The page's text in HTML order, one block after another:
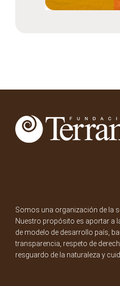
Somos una organización de la
Nuestro propósito es aportar a
de modelo de desarrollo país,
transparencia, respeto de
resguardo de la naturaleza y